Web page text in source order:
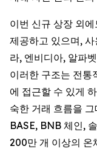
이번 신규 상장 외
제공하고 있으며,
라, 엔비디아, 알파
이러한 구조는 전통
에 접근할 수 있게
숙한 거래 흐름을
BASE, BNB 체인,
200만 개 이상의 온